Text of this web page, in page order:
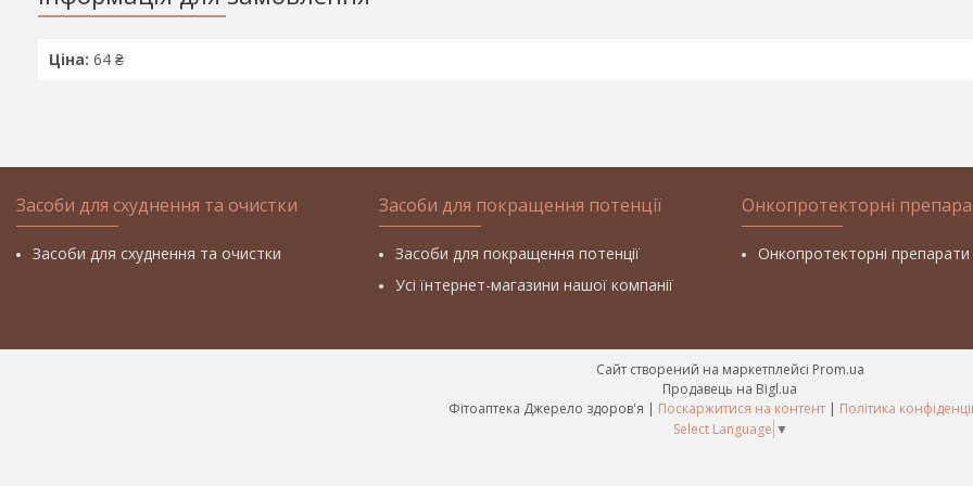
Ціна: 64 ₴
Засоби для схуднення та очистки
Засоби для схуднення та очистки
Засоби для покращення потенції
Засоби для покращення потенції
Усі їнтернет-магазини нашої компанії
Онкопротекторні
Онкопротекторні препарати
Сайт створений на маркетплейсі Prom.ua
Продавець на Bigl.ua
Фітоаптека Джерело здоров'я | Поскаржитися на контент | Політика
Select Language ▼